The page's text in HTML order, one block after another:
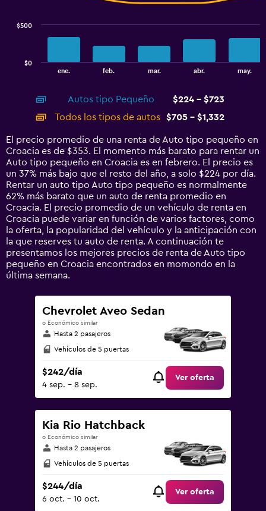
displaying
categories.
14
categories.
The
chart
has
1
Y
axis
displaying
values.
Range:
0
to
1500.
ene. feb. mar. abr. may.
$0
$500
Autos tipo Pequeño
$224 - $723
Todos los tipos de autos
$705 - $1,332
El precio promedio de una renta de Auto tipo pequeño en
Croacia es de $353. El momento más barato para rentar un
Auto tipo pequeño en Croacia es en febrero. El precio es
un 37% más bajo que el resto del año, a solo $224 por día.
Rentar un auto tipo Auto tipo pequeño es normalmente
62% más barato que un auto de renta promedio en
Croacia. El precio promedio de un vehículo de renta en
Croacia puede variar en función de varios factores, como
la oferta, la popularidad del vehículo y la anticipación con
la que reserves tu auto de renta. A continuación te
presentamos los mejores precios de renta de Auto tipo
pequeño en Croacia encontrados en momondo en la
última semana.
Chevrolet Aveo Sedan
o Económico similar
Hasta 2 pasajeros
Vehículos de 5 puertas
$242/día
4 sep. - 8 sep.
Ver oferta
Kia Rio Hatchback
o Económico similar
Hasta 2 pasajeros
Vehículos de 5 puertas
$244/día
6 oct. - 10 oct.
Ver oferta